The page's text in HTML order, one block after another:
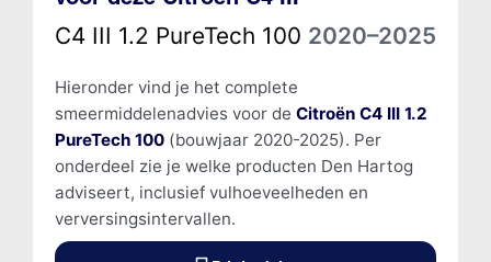
C4 III 1.2 PureTech 100 2020–2025
Hieronder vind je het complete
smeermiddelenadvies voor de Citroën C4 III 1.2
PureTech 100(bouwjaar 2020-2025). Per
onderdeel zie je welke producten Den Hartog
adviseert, inclusief vulhoeveelheden en
verversingsintervallen.